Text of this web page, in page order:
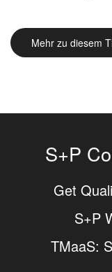
Mehr zu diesem
S+P
Get
S+P
TMaaS: